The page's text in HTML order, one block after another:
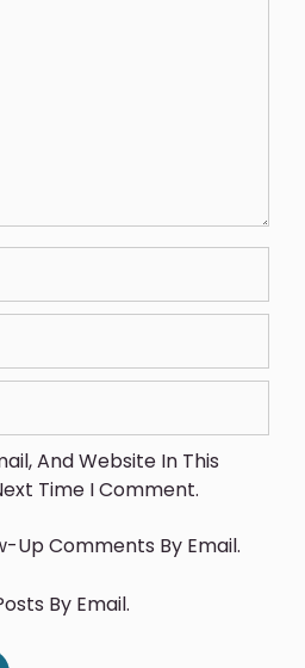
And Website In This
Time I Comment.
Up Comments By Email.
By Email.